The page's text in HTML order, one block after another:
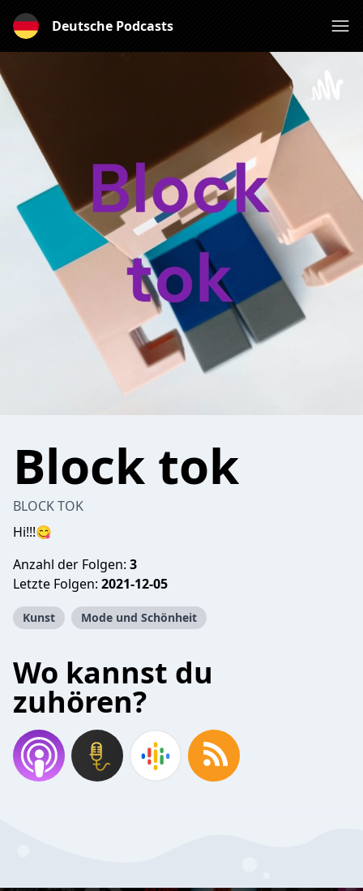
Deutsche Podcasts
Block tok
BLOCK TOK
Hi!!!😋
Anzahl der Folgen: 3
Letzte Folgen: 2021-12-05
Kunst Mode und Schönheit
Wo kannst du
zuhören?